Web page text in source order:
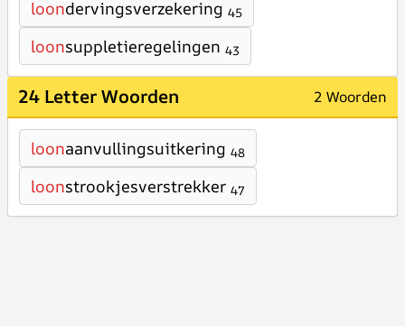
loondervingsverzekering 45
loonsuppletieregelingen 43
24 Letter Woorden 2 Woorden
loonaanvullingsuitkering 48
loonstrookjesverstrekker 47